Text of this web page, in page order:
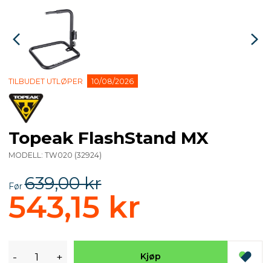
TILBUDET UTLØPER 10/08/2026
Topeak FlashStand MX
MODELL: TW020 (32924)
Før639,00 kr
543,15 kr
- + Kjøp